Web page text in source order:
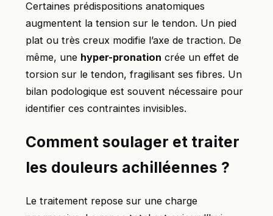
Certaines prédispositions anatomiques
augmentent la tension sur le tendon. Un pied
plat ou très creux modifie l’axe de traction. De
même, une hyper-pronation crée un effet de
torsion sur le tendon, fragilisant ses fibres. Un
bilan podologique est souvent nécessaire pour
identifier ces contraintes invisibles.
Comment soulager et traiter
les douleurs achilléennes ?
Le traitement repose sur une charge